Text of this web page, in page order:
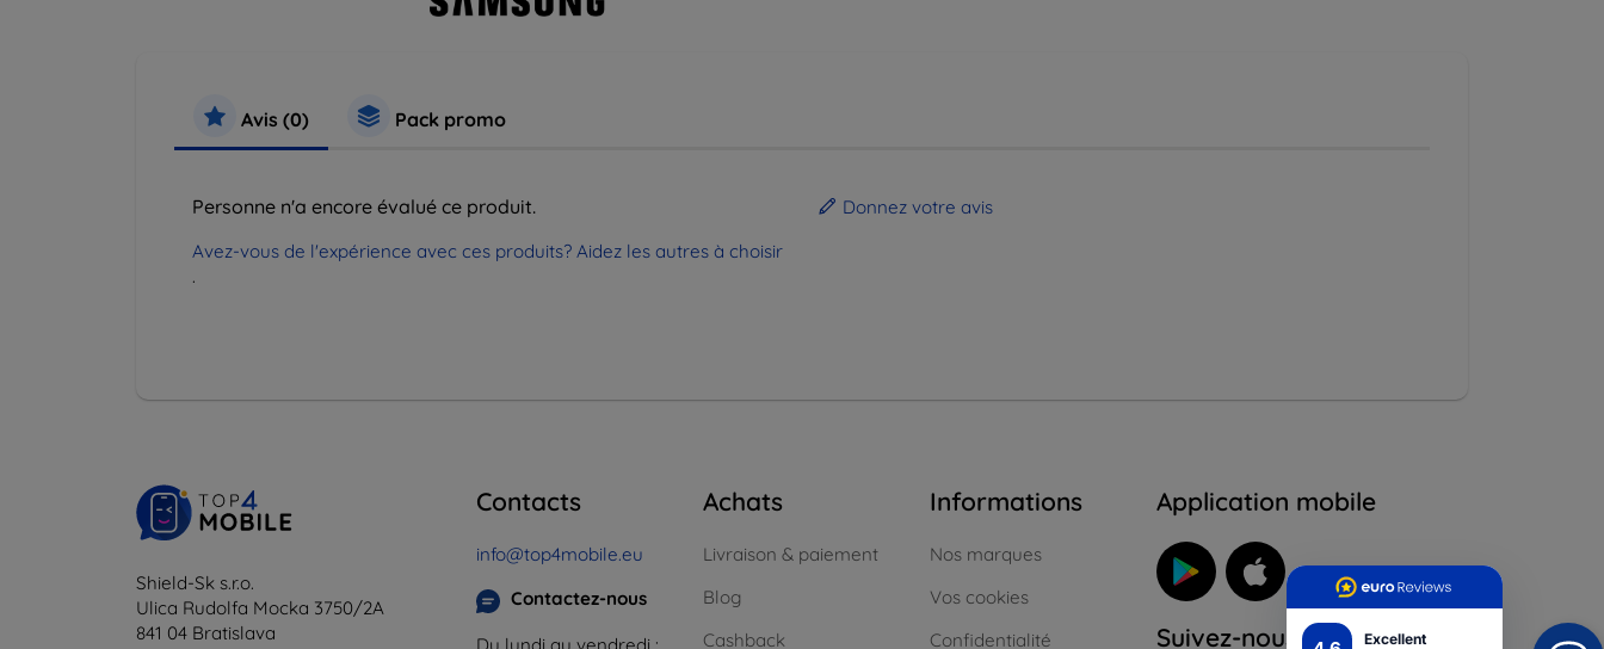
Excellent
Avis (0) Pack promo
Personne n'a encore évalué ce produit.
Avez-vous de l'expérience avec ces produits? Aidez les autres à choisir
.
Donnez votre avis
Shield-Sk s.r.o.
Ulica Rudolfa Mocka 3750/2A
841 04 Bratislava
Contacts
info@top4mobile.eu
Contactez-nous
Du lundi au vendredi :
Achats
Livraison & paiement
Blog
Cashback
Informations
Nos marques
Vos cookies
Confidentialité
Application mobile
Suivez-nous